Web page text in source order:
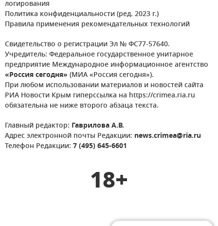
логирования
Политика конфиденциальности (ред. 2023 г.)
Правила применения рекомендательных технологий
Свидетельство о регистрации Эл № ФС77-57640.
Учредитель: Федеральное государственное унитарное
предприятие Международное информационное агентство
«Россия сегодня» (МИА «Россия сегодня»).
При любом использовании материалов и новостей сайта
РИА Новости Крым гиперссылка на https://crimea.ria.ru
обязательна не ниже второго абзаца текста.
Главный редактор: Гаврилова А.В.
Адрес электронной почты Редакции: news.crimea@ria.ru
Телефон Редакции: 7 (495) 645-6601
18+